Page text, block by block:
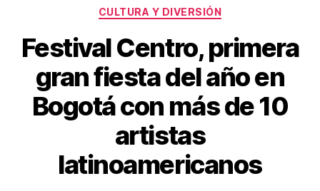
Categorías
CULTURA Y DIVERSIÓN
Festival Centro, primera
gran fiesta del año en
Bogotá con más de 10
artistas
latinoamericanos